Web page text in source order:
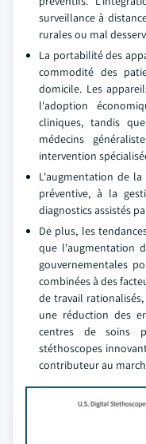
surveillance à
rurales ou mal
La portabilité des
commodité des
domicile. Les
l'adoption
cliniques, tandis
médecins
intervention
L'augmentation de
préventive, à la
diagnostics assistés
De plus, les
que l'augmentation
gouvernementales
combinées à des
de travail
une réduction des
centres de soins
stéthoscopes
contributeur au